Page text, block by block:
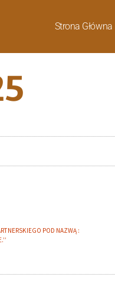
Strona Główna
POD NAZWĄ :